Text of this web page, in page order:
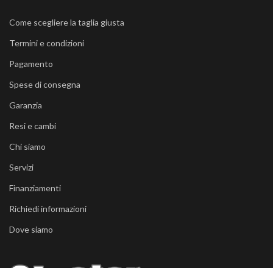
Come scegliere la taglia giusta
Termini e condizioni
Pagamento
Spese di consegna
Garanzia
Resi e cambi
Chi siamo
Servizi
Finanziamenti
Richiedi informazioni
Dove siamo